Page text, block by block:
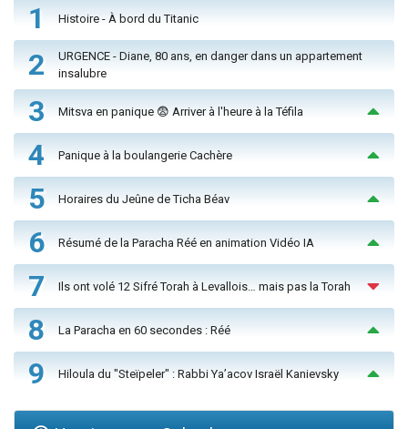
1 Histoire - À bord du Titanic
2
URGENCE - Diane, 80 ans, en danger dans un appartement
insalubre
3 Mitsva en panique 😨 Arriver à l'heure à la Téfila
4 Panique à la boulangerie Cachère
5 Horaires du Jeûne de Ticha Béav
6 Résumé de la Paracha Réé en animation Vidéo IA
7 Ils ont volé 12 Sifré Torah à Levallois… mais pas la Torah
8 La Paracha en 60 secondes : Réé
9 Hiloula du "Steïpeler" : Rabbi Ya’acov Israël Kanievsky